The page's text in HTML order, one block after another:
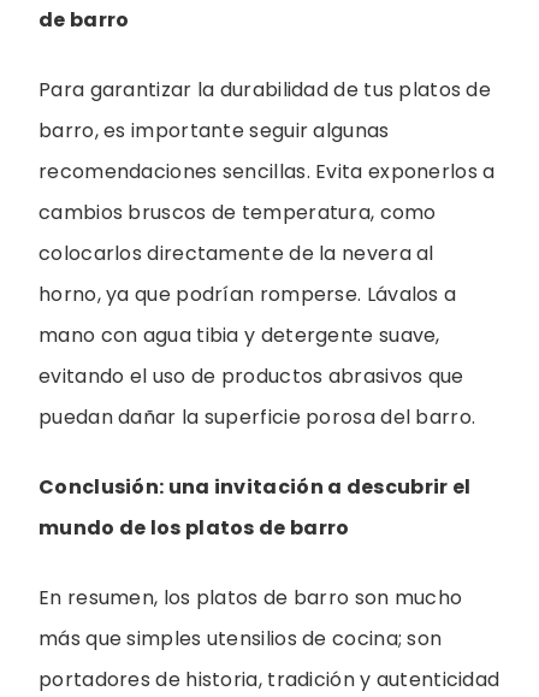
de barro
Para garantizar la durabilidad de tus platos de
barro, es importante seguir algunas
recomendaciones sencillas. Evita exponerlos a
cambios bruscos de temperatura, como
colocarlos directamente de la nevera al
horno, ya que podrían romperse. Lávalos a
mano con agua tibia y detergente suave,
evitando el uso de productos abrasivos que
puedan dañar la superficie porosa del barro.
Conclusión: una invitación a descubrir el
mundo de los platos de barro
En resumen, los platos de barro son mucho
más que simples utensilios de cocina; son
portadores de historia, tradición y autenticidad